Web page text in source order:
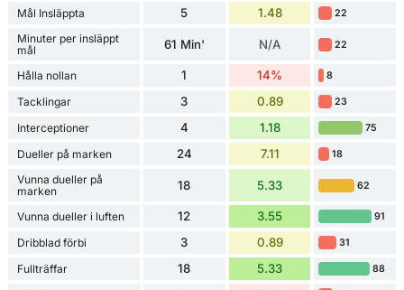
Mål Insläppta 5 1.48 22
Minuter per insläppt
mål
61 Min' N/A 22
Hålla nollan 1 14% 8
Tacklingar 3 0.89 23
Interceptioner 4 1.18 75
Dueller på marken 24 7.11 18
Vunna dueller på
marken
18 5.33 62
Vunna dueller i luften 12 3.55 91
Dribblad förbi 3 0.89 31
Fullträffar 18 5.33 88